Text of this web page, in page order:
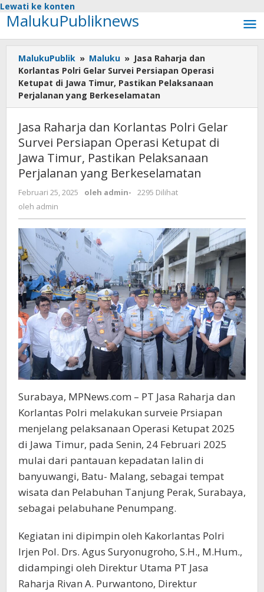
Lewati ke konten
MalukuPubliknews
MalukuPublik » Maluku » Jasa Raharja dan
Korlantas Polri Gelar Survei Persiapan Operasi
Ketupat di Jawa Timur, Pastikan Pelaksanaan
Perjalanan yang Berkeselamatan
Jasa Raharja dan Korlantas Polri Gelar
Survei Persiapan Operasi Ketupat di
Jawa Timur, Pastikan Pelaksanaan
Perjalanan yang Berkeselamatan
Februari 25, 2025 oleh admin-
2295 Dilihat
oleh admin
Surabaya, MPNews.com – PT Jasa Raharja dan
Korlantas Polri melakukan surveie Prsiapan
menjelang pelaksanaan Operasi Ketupat 2025
di Jawa Timur, pada Senin, 24 Februari 2025
mulai dari pantauan kepadatan lalin di
banyuwangi, Batu- Malang, sebagai tempat
wisata dan Pelabuhan Tanjung Perak, Surabaya,
sebagai pelabuhane Penumpang.
Kegiatan ini dipimpin oleh Kakorlantas Polri
Irjen Pol. Drs. Agus Suryonugroho, S.H., M.Hum.,
didampingi oleh Direktur Utama PT Jasa
Raharja Rivan A. Purwantono, Direktur